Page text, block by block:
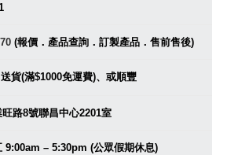
(報價．產品查詢．訂製產品．售前售後)
貨(滿$1000免運費)、或順豐
路8號聯昌中心2201室
9:00am – 5:30pm (公眾假期休息)